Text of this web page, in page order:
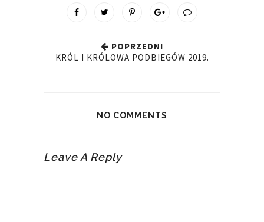
POPRZEDNI
KRÓL I KRÓLOWA PODBIEGÓW 2019.
NO COMMENTS
Leave A Reply